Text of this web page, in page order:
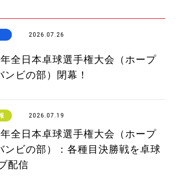
2026.07.26
全日本卓球選手権大会（ホープ
ビの部）閉幕！
2026.07.19
全日本卓球選手権大会（ホープ
ンビの部）：各種目決勝戦を卓球
配信